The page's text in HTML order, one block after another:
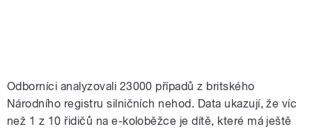
Odborníci analyzovali 23000 případů z britského
Národního registru silničních nehod. Data ukazují, že víc
než 1 z 10 řidičů na e-koloběžce je dítě, které má ještě